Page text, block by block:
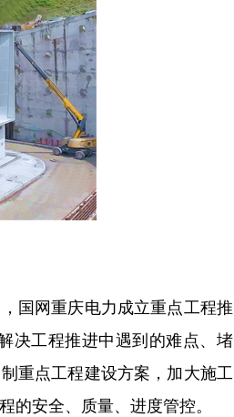
国网重庆电力成立重点工程推
决工程推进中遇到的难点、堵
重点工程建设方案，加大施工
的安全、质量、进度管控。